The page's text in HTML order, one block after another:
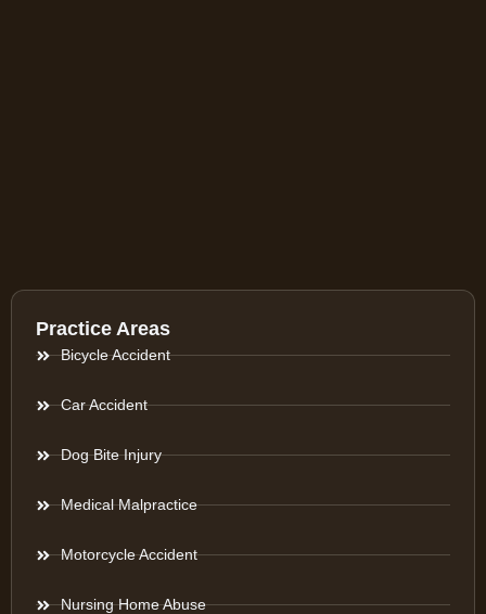
Practice Areas
Bicycle Accident
Car Accident
Dog Bite Injury
Medical Malpractice
Motorcycle Accident
Nursing Home Abuse